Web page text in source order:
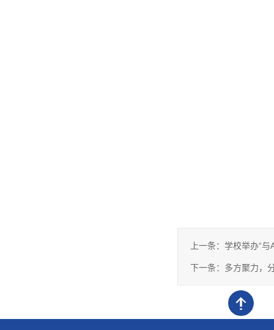
上一条： 学校举办“与
下一条： 多方聚力，